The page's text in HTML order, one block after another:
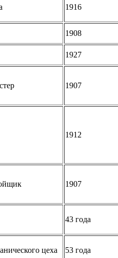
1916
1908
1927
1907
1912
1907
43 года
цеха 53 года